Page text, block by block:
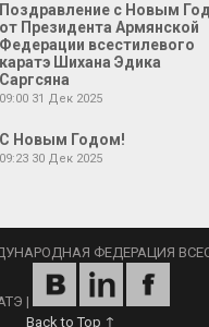
Поздравление с Новым
от Президента Армянской
Федерации всестилевого
каратэ Шихана Эдика
Саргсяна
09:00 31 Дек 2025
С Новым Годом!
09:23 30 Дек 2025
ФЕДЕРАЦИЯ
|
Back to Top ↑